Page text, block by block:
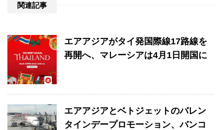
関連記事
エアアジアがタイ発国際線17路線を
再開へ、マレーシアは4月1日開国に
エアアジアとベトジェットのバレン
タインデープロモーション、バンコ